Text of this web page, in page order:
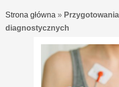
Strona główna »
diagnostycznych